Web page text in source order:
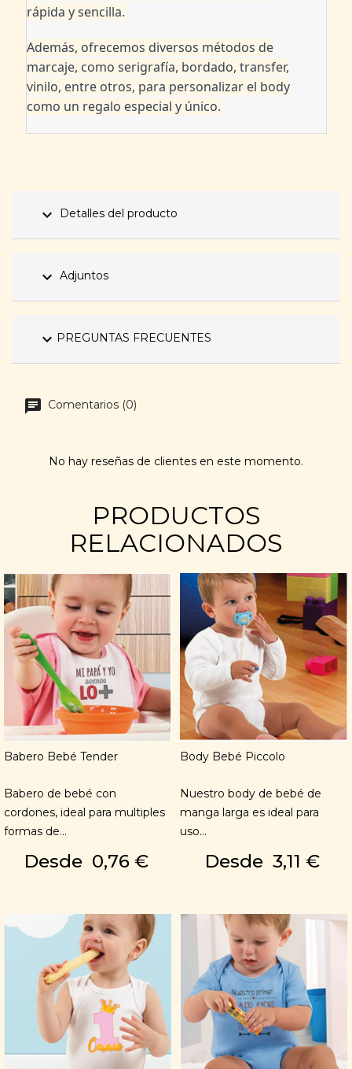
rápida y sencilla.
Además, ofrecemos diversos métodos de
marcaje, como serigrafía, bordado, transfer,
vinilo, entre otros, para personalizar el body
como un regalo especial y único.
expand_more Detalles del producto
expand_more Adjuntos
expand_more PREGUNTAS FRECUENTES
Comentarios (0)
No hay reseñas de clientes en este momento.
PRODUCTOS
RELACIONADOS
Babero Bebé Tender
Babero de bebé con
cordones, ideal para multiples
formas de...
Desde 0,76 €
Body Bebé Piccolo
Nuestro body de bebé de
manga larga es ideal para
uso...
Desde 3,11 €